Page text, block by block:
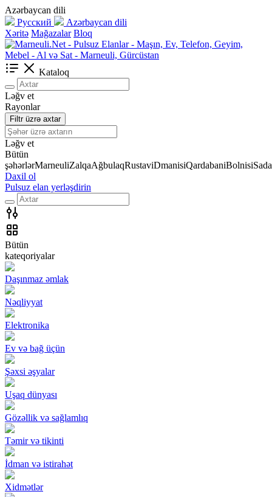
Azərbaycan dili
Русский
Azərbaycan dili
Xəritə Mağazalar Bloq
Kataloq
Ləğv et
Rayonlar
Filtr üzrə axtar
Ləğv et
Bütün
şəhərlərMarneuliZalqaAğbulaqRustaviDmanisiQardabaniBolnisi
Daxil ol
Pulsuz elan yerləşdirin
Bütün
kateqoriyalar
Daşınmaz əmlak
Nəqliyyat
Elektronika
Ev və bağ üçün
Şəxsi əşyalar
Uşaq dünyası
Gözəllik və sağlamlıq
Təmir və tikinti
İdman və istirahət
Xidmətlər